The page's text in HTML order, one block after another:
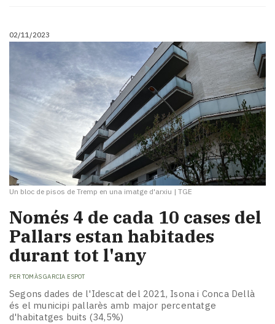
02/11/2023
Un bloc de pisos de Tremp en una imatge d'arxiu | TGE
Només 4 de cada 10 cases del
Pallars estan habitades
durant tot l'any
PER TOMÀS GARCIA ESPOT
Segons dades de l'Idescat del 2021, Isona i Conca Dellà
és el municipi pallarès amb major percentatge
d'habitatges buits (34,5%)